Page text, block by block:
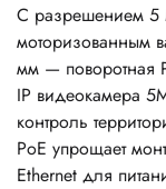
С разрешением 5
моторизованным
мм — поворотная
IP видеокамера
контроль
PoE упрощает
Ethernet для